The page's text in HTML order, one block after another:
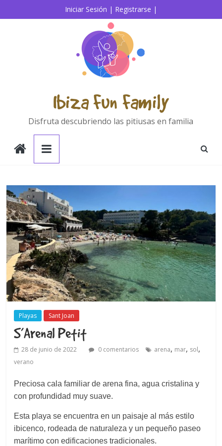
al
Iniciar Sesión | Registrarse |
Ibiza Fun Family
Disfruta descubriendo las pitiusas en familia
Playas Sant Joan
S’Arenal Petit
28 de junio de 2022 0 comentarios arena, mar, sol,
verano
Preciosa cala familiar de arena fina, agua cristalina y
con profundidad muy suave.
Esta playa se encuentra en un paisaje al más estilo
ibicenco, rodeada de naturaleza y un pequeño paseo
marítimo con edificaciones tradicionales.